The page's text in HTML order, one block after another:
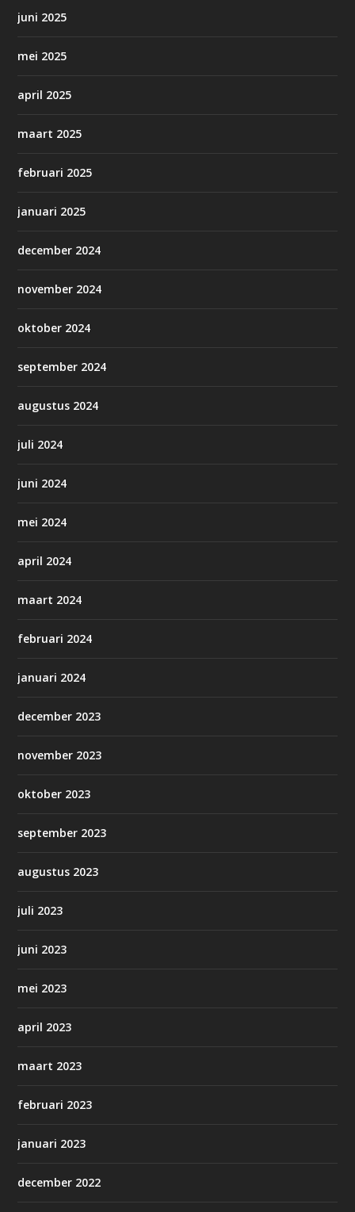
juni 2025
mei 2025
april 2025
maart 2025
februari 2025
januari 2025
december 2024
november 2024
oktober 2024
september 2024
augustus 2024
juli 2024
juni 2024
mei 2024
april 2024
maart 2024
februari 2024
januari 2024
december 2023
november 2023
oktober 2023
september 2023
augustus 2023
juli 2023
juni 2023
mei 2023
april 2023
maart 2023
februari 2023
januari 2023
december 2022